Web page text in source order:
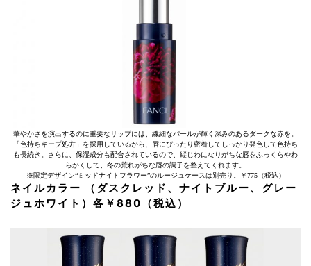
華やかさを演出するのに重要なリップには、繊細なパールが輝く深みのあるダークな赤を。
「色持ちキープ処方」を採用しているから、唇にぴったり密着してしっかり発色して色持ち
も長続き。さらに、保湿成分も配合されているので、縦じわになりがちな唇をふっくらやわ
らかくして、冬の荒れがちな唇の調子を整えてくれます。
※限定デザイン“ミッドナイトフラワー”のルージュケースは別売り。￥775（税込）
ネイルカラー （ダスクレッド、ナイトブルー、グレー
ジュホワイト）各￥880（税込）